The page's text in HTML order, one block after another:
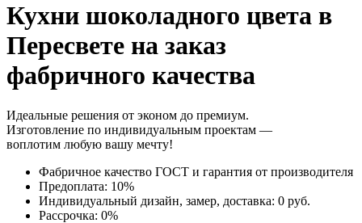
Кухни шоколадного цвета в
Пересвете на заказ
фабричного качества
Идеальные решения от эконом до премиум.
Изготовление по индивидуальным проектам —
воплотим любую вашу мечту!
Фабричное качество ГОСТ и гарантия от производителя
Предоплата: 10%
Индивидуальный дизайн, замер, доставка: 0 руб.
Рассрочка: 0%